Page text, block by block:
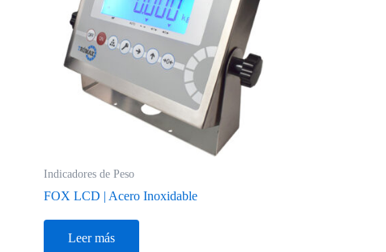
Indicadores de Peso
FOX LCD | Acero Inoxidable
Leer más